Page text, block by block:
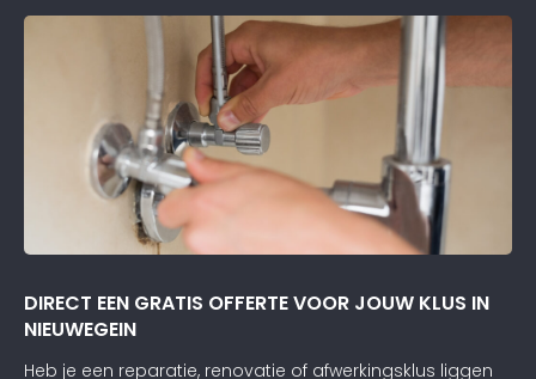
DIRECT EEN GRATIS OFFERTE VOOR JOUW KLUS IN
NIEUWEGEIN
Heb je een reparatie, renovatie of afwerkingsklus liggen